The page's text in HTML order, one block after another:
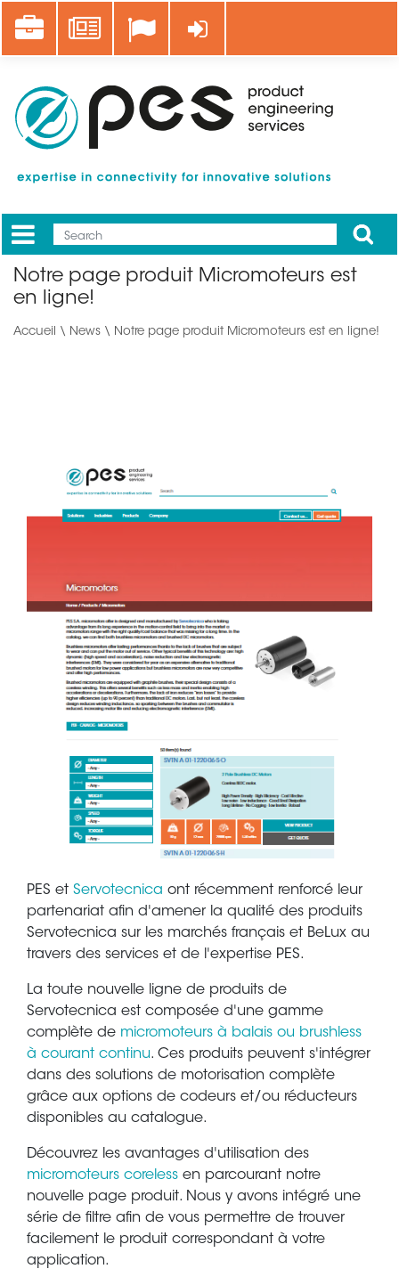
au
contenu
Career News Se connecter
Mobile
Main
menu
Apply
Notre page produit Micromoteurs est
en ligne!
Accueil \ News \ Notre page produit Micromoteurs est en ligne!
PES et Servotecnica ont récemment renforcé leur
partenariat afin d'amener la qualité des produits
Servotecnica sur les marchés français et BeLux au
travers des services et de l'expertise PES.
La toute nouvelle ligne de produits de
Servotecnica est composée d'une gamme
complète de micromoteurs à balais ou brushless
à courant continu. Ces produits peuvent s'intégrer
dans des solutions de motorisation complète
grâce aux options de codeurs et/ou réducteurs
disponibles au catalogue.
Découvrez les avantages d'utilisation des
micromoteurs coreless en parcourant notre
nouvelle page produit. Nous y avons intégré une
série de filtre afin de vous permettre de trouver
facilement le produit correspondant à votre
application.